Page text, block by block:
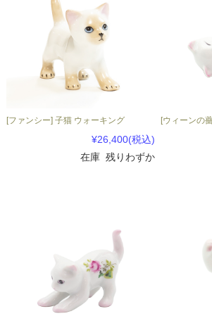
[ファンシー] 子猫 ウォーキング
¥26,400(税込)
在庫 残りわずか
[ウィーンの